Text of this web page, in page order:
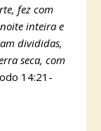
fez com
inteira e
divididas,
seca, com
14:21-